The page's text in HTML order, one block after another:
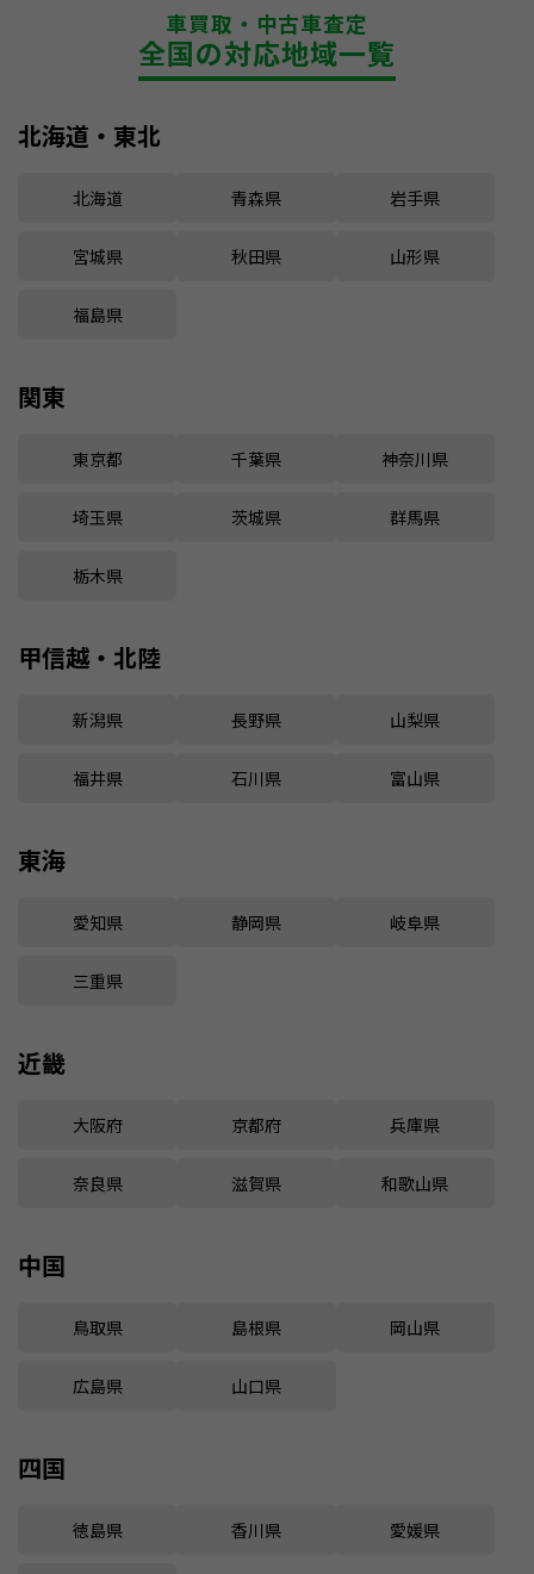
車買取・中古車査定
全国の対応地域一覧
北海道・東北
北海道 青森県 岩手県
宮城県 秋田県 山形県
福島県
関東
東京都 千葉県 神奈川県
埼玉県 茨城県 群馬県
栃木県
甲信越・北陸
新潟県 長野県 山梨県
福井県 石川県 富山県
東海
愛知県 静岡県 岐阜県
三重県
近畿
大阪府 京都府 兵庫県
奈良県 滋賀県 和歌山県
中国
鳥取県 島根県 岡山県
広島県 山口県
四国
徳島県 香川県 愛媛県